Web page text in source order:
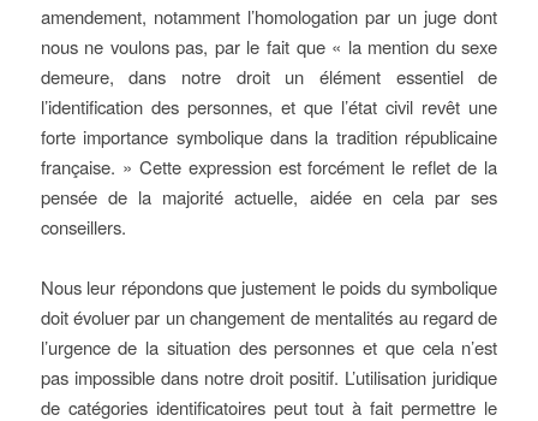
amendement, notamment l’homologation par un juge dont
nous ne voulons pas, par le fait que « la mention du sexe
demeure, dans notre droit un élément essentiel de
l’identification des personnes, et que l’état civil revêt une
forte importance symbolique dans la tradition républicaine
française. » Cette expression est forcément le reflet de la
pensée de la majorité actuelle, aidée en cela par ses
conseillers.
Nous leur répondons que justement le poids du symbolique
doit évoluer par un changement de mentalités au regard de
l’urgence de la situation des personnes et que cela n’est
pas impossible dans notre droit positif. L’utilisation juridique
de catégories identificatoires peut tout à fait permettre le